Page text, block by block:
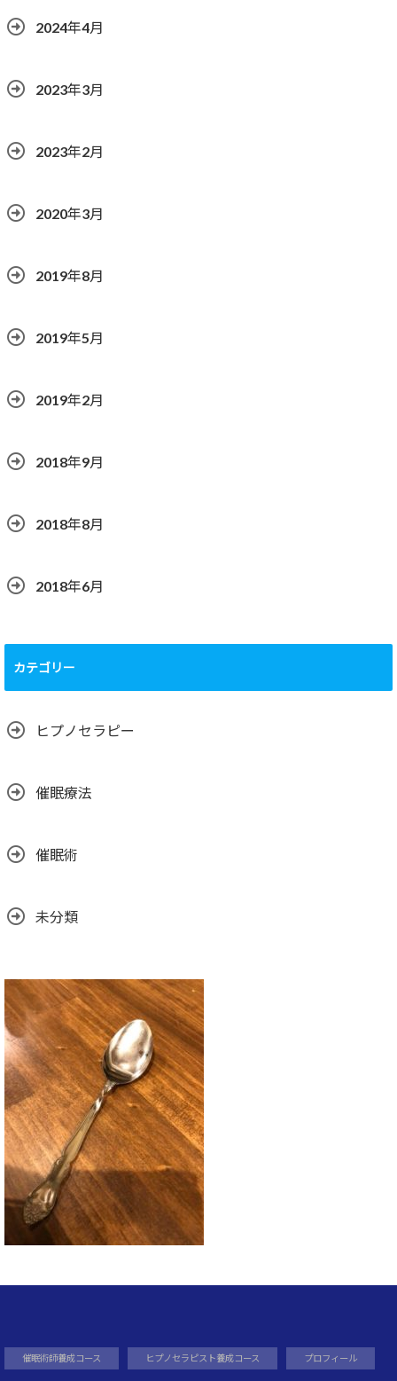
2024年4月
2023年3月
2023年2月
2020年3月
2019年8月
2019年5月
2019年2月
2018年9月
2018年8月
2018年6月
カテゴリー
ヒプノセラピー
催眠療法
催眠術
未分類
催眠術師養成コース ヒプノセラピスト養成コース プロフィール